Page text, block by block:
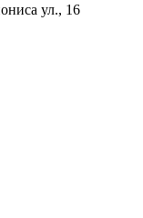
ул., 16